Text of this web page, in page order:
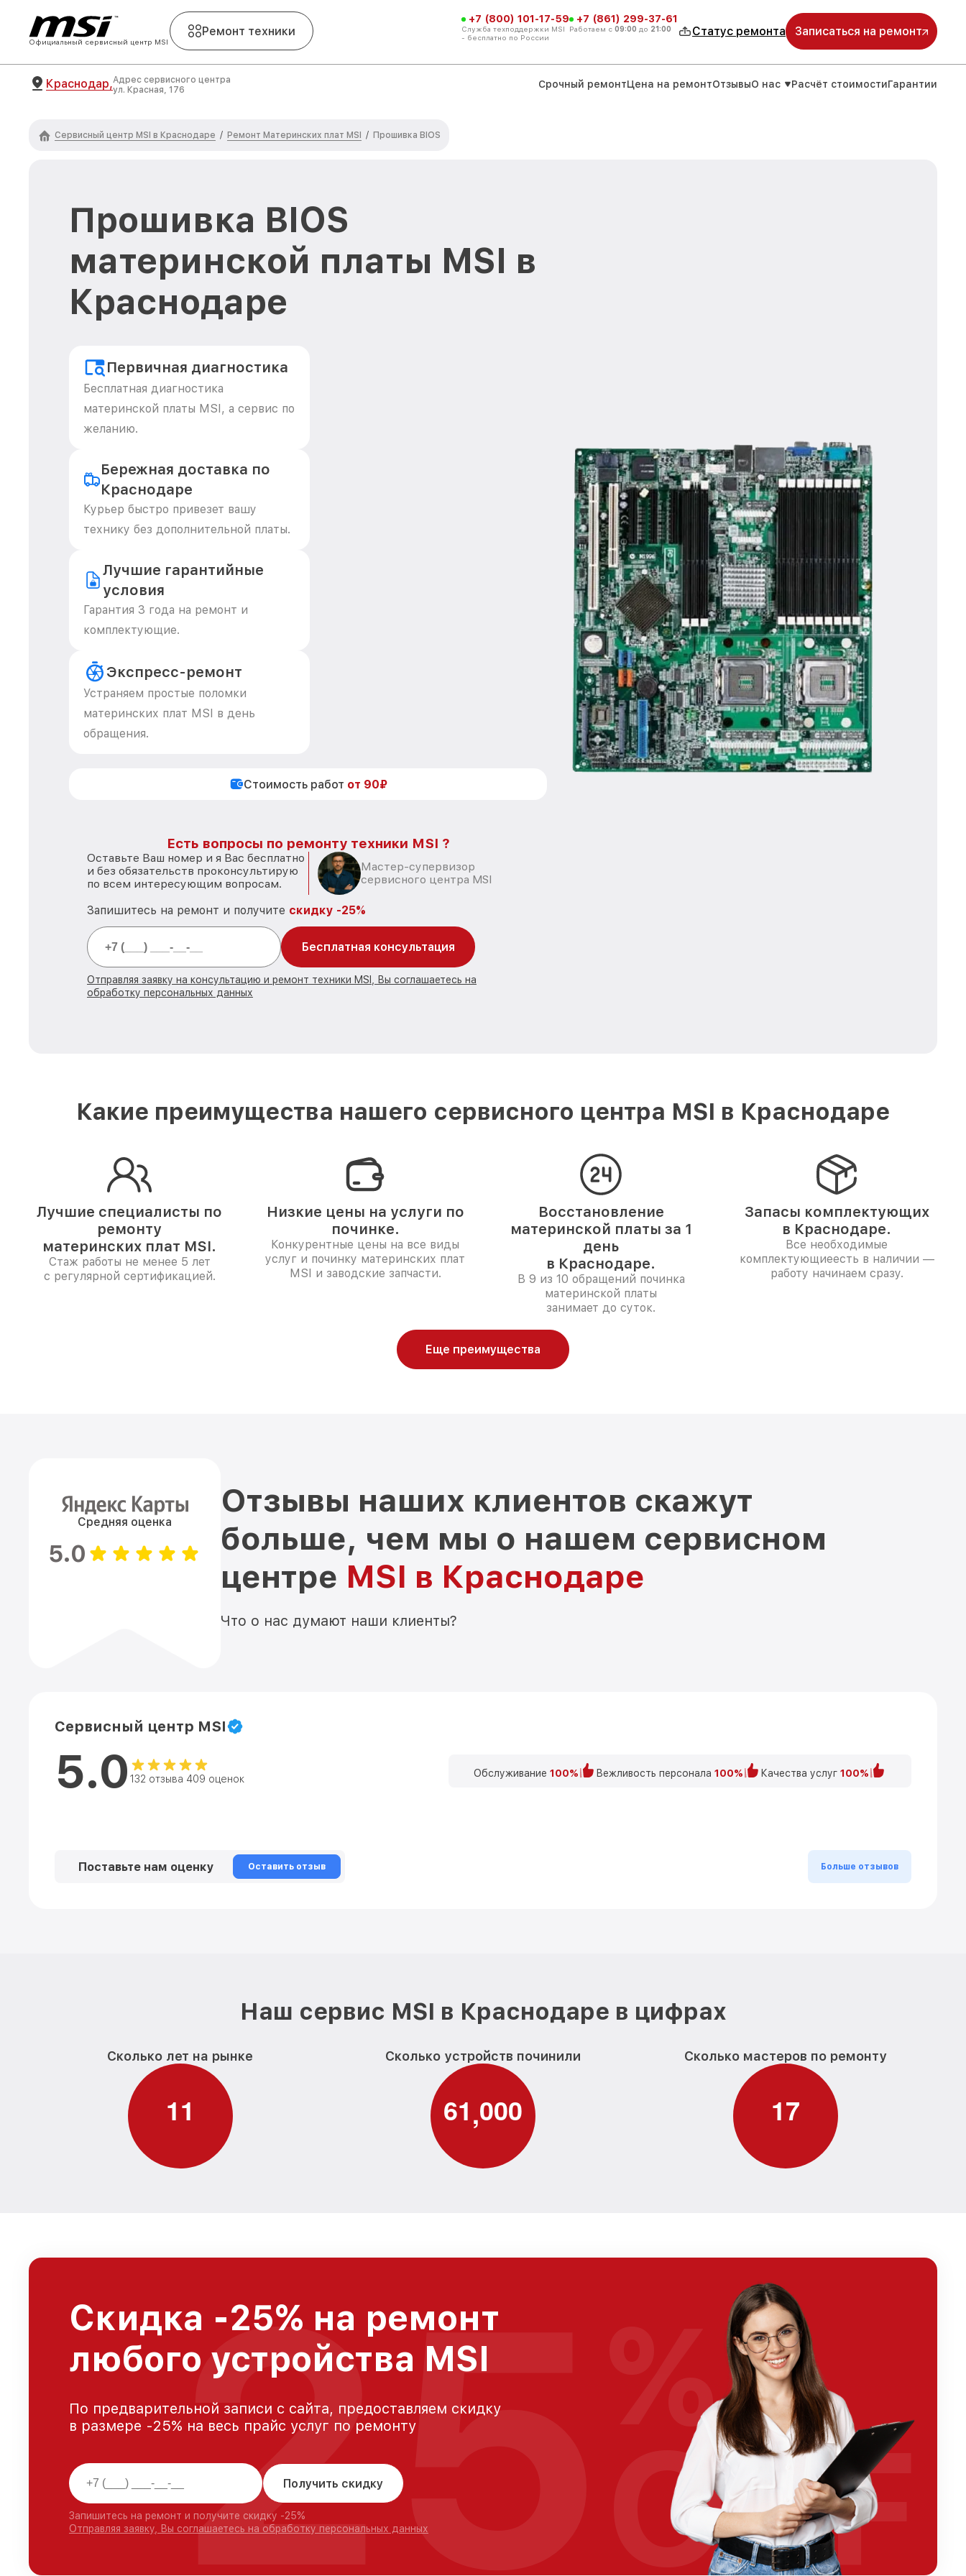
Официальный сервисный центр MSI
Ремонт техники
+7 (800) 101-17-59
Служба техподдержки MSI
- бесплатно по России
+7 (861) 299-37-61
Работаем с 09:00 до 21:00 Статус ремонта Записаться на ремонт
Краснодар,Адрес сервисного центра
ул. Красная, 176
Срочный ремонтЦена на ремонтОтзывыО нас Расчёт стоимостиГарантии
Сервисный центр MSI в Краснодаре / Ремонт Материнских плат MSI / Прошивка BIOS
Прошивка BIOS
материнской платы MSI в
Краснодаре
Первичная диагностика
Бесплатная диагностика
материнской платы MSI, а сервис по
желанию.
Бережная доставка по
Краснодаре
Курьер быстро привезет вашу
технику без дополнительной платы.
Лучшие гарантийные
условия
Гарантия 3 года на ремонт и
комплектующие.
Экспресс-ремонт
Устраняем простые поломки
материнских плат MSI в день
обращения.
Стоимость работ от 90₽
Есть вопросы по ремонту техники MSI ?
Оставьте Ваш номер и я Вас бесплатно
и без обязательств проконсультирую
по всем интересующим вопросам.
Мастер-супервизор
сервисного центра MSI
Запишитесь на ремонт и получите скидку -25%
Бесплатная консультация
Отправляя заявку на консультацию и ремонт техники MSI, Вы соглашаетесь на
обработку персональных данных
Какие преимущества нашего сервисного центра MSI в Краснодаре
Лучшие специалисты по
ремонту
материнских плат MSI.
Стаж работы не менее 5 лет
с регулярной сертификацией.
Низкие цены на услуги по
починке.
Конкурентные цены на все виды
услуг и починку материнских плат
MSI и заводские запчасти.
Восстановление
материнской платы за 1
день
в Краснодаре.
В 9 из 10 обращений починка
материнской платы
занимает до суток.
Запасы комплектующих
в Краснодаре.
Все необходимые
комплектующиеесть в наличии —
работу начинаем сразу.
Еще преимущества
Средняя оценка
5.0
Отзывы наших клиентов скажут
больше, чем мы о нашем сервисном
центре MSI в Краснодаре
Что о нас думают наши клиенты?
Сервисный центр MSI
5.0 132 отзыва 409 оценок Обслуживание 100% Вежливость персонала 100% Качества услуг 100%
Поставьте нам оценку Оставить отзыв Больше отзывов
Наш сервис MSI в Краснодаре в цифрах
Сколько лет на рынке
11
Сколько устройств починили
61,000
Сколько мастеров по ремонту
17
Скидка -25% на ремонт
любого устройства MSI
По предварительной записи с сайта, предоставляем скидку
в размере -25% на весь прайс услуг по ремонту
Получить скидку
Запишитесь на ремонт и получите скидку -25%
Отправляя заявку, Вы соглашаетесь на обработку персональных данных
25 %
OFF